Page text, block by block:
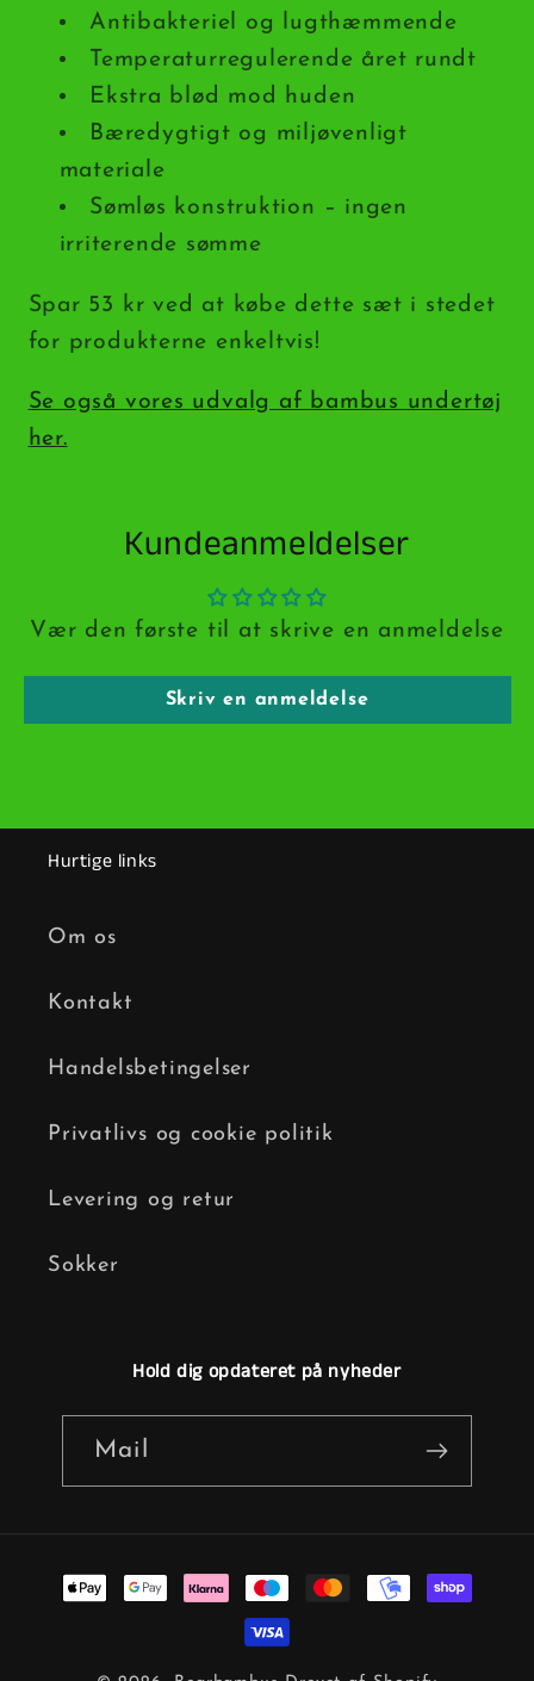
Antibakteriel og lugthæmmende
Temperaturregulerende året rundt
Ekstra blød mod huden
Bæredygtigt og miljøvenligt
materiale
Sømløs konstruktion – ingen
irriterende sømme
Spar 53 kr ved at købe dette sæt i stedet
for produkterne enkeltvis!
Se også vores udvalg af bambus undertøj
her.
Kundeanmeldelser
Vær den første til at skrive en anmeldelse
Skriv en anmeldelse
Hurtige links
Om os
Kontakt
Handelsbetingelser
Privatlivs og cookie politik
Levering og retur
Sokker
Hold dig opdateret på nyheder
Mail
Betalingsmetoder